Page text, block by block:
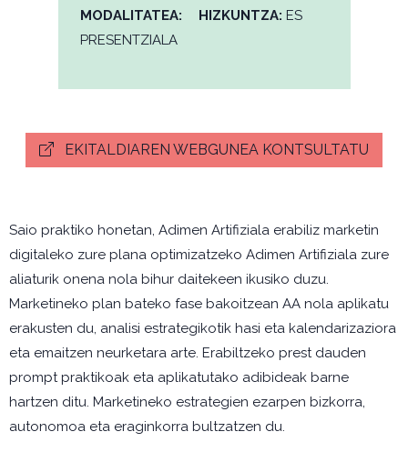
MODALITATEA:
PRESENTZIALA
HIZKUNTZA: ES
EKITALDIAREN WEBGUNEA KONTSULTATU
Saio praktiko honetan, Adimen Artifiziala erabiliz marketin
digitaleko zure plana optimizatzeko Adimen Artifiziala zure
aliaturik onena nola bihur daitekeen ikusiko duzu.
Marketineko plan bateko fase bakoitzean AA nola aplikatu
erakusten du, analisi estrategikotik hasi eta kalendarizaziora
eta emaitzen neurketara arte. Erabiltzeko prest dauden
prompt praktikoak eta aplikatutako adibideak barne
hartzen ditu. Marketineko estrategien ezarpen bizkorra,
autonomoa eta eraginkorra bultzatzen du.